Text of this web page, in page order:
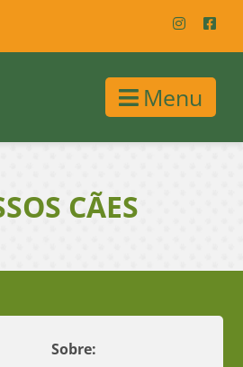
Menu
CÃES
Sobre: